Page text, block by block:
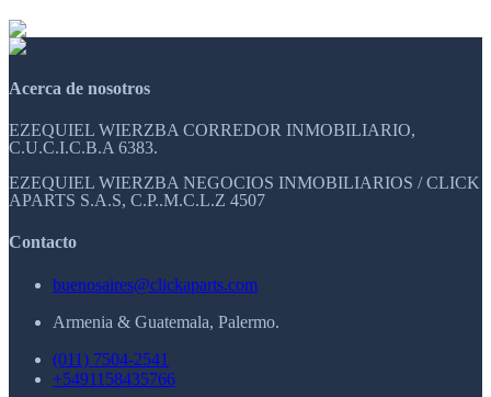
Acerca de nosotros
EZEQUIEL WIERZBA CORREDOR INMOBILIARIO,
C.U.C.I.C.B.A 6383.
EZEQUIEL WIERZBA NEGOCIOS INMOBILIARIOS / CLICK
APARTS S.A.S, C.P..M.C.L.Z 4507
Contacto
buenosaires@clickaparts.com
Armenia & Guatemala, Palermo.
(011) 7504-2541
+5491158435766